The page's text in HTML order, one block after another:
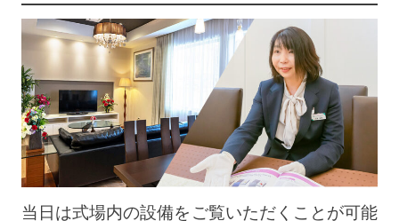
当日は式場内の設備をご覧いただくことが可能